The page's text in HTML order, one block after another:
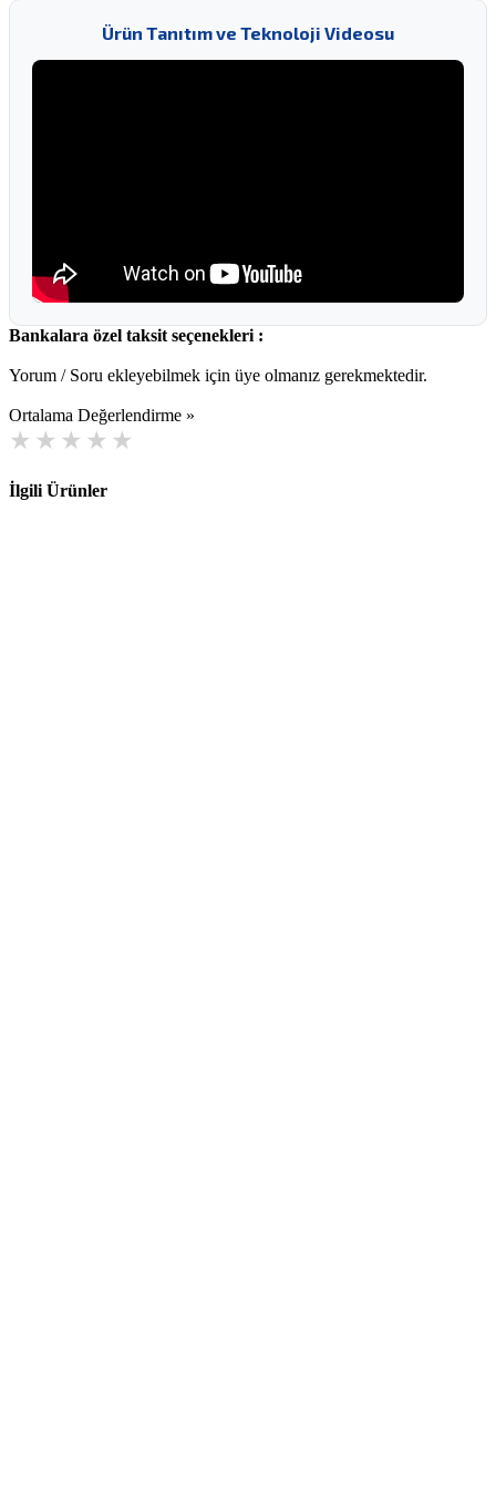
Ürün Tanıtım ve Teknoloji Videosu
Bankalara özel taksit seçenekleri :
Yorum / Soru ekleyebilmek için üye olmanız gerekmektedir.
Ortalama Değerlendirme »
İlgili Ürünler